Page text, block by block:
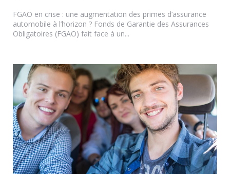
FGAO en crise : une augmentation des primes d’assurance
automobile à l’horizon ? Fonds de Garantie des Assurances
Obligatoires (FGAO) fait face à un...